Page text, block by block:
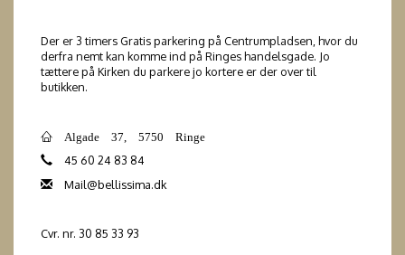
Der er 3 timers Gratis parkering på Centrumpladsen, hvor du
derfra nemt kan komme ind på Ringes handelsgade. Jo
tættere på Kirken du parkere jo kortere er der over til
butikken.
Algade 37, 5750 Ringe
45 60 24 83 84
Mail@bellissima.dk
Cvr. nr. 30 85 33 93